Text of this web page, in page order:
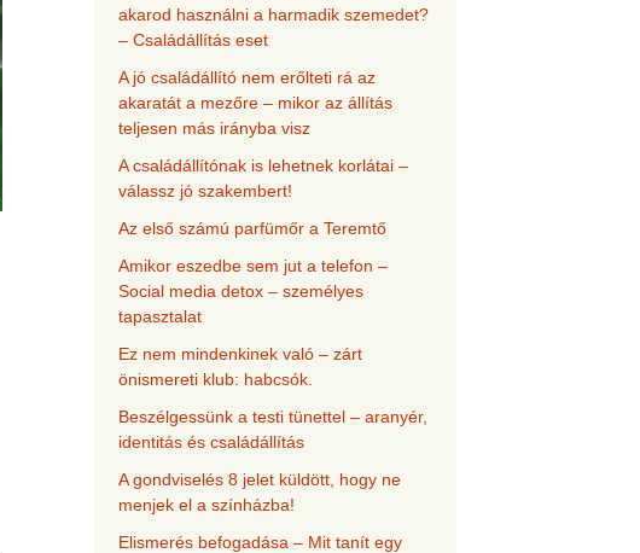
akarod használni a harmadik szemedet?
– Családállítás eset
A jó családállító nem erőlteti rá az
akaratát a mezőre – mikor az állítás
teljesen más irányba visz
A családállítónak is lehetnek korlátai –
válassz jó szakembert!
Az első számú parfümőr a Teremtő
Amikor eszedbe sem jut a telefon –
Social media detox – személyes
tapasztalat
Ez nem mindenkinek való – zárt
önismereti klub: habcsók.
Beszélgessünk a testi tünettel – aranyér,
identitás és családállítás
A gondviselés 8 jelet küldött, hogy ne
menjek el a színházba!
Elismerés befogadása – Mit tanít egy